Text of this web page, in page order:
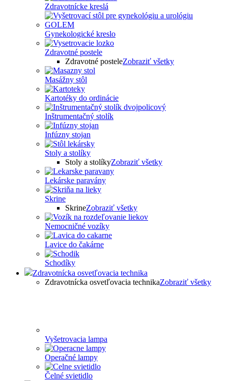
Zdravotnícke kreslá
Gynekologické kreslo
Zdravotné postele
Zdravotné posteleZobraziť všetky
Masážny stôl
Kartotéky do ordinácie
Inštrumentačný stolík
Infúzny stojan
Stoly a stolíky
Stoly a stolíkyZobraziť všetky
Lekárske paravány
Skrine
SkrineZobraziť všetky
Nemocničné vozíky
Lavice do čakárne
Schodíky
Zdravotnícka osvetľovacia technika
Zdravotnícka osvetľovacia technikaZobraziť všetky
Vyšetrovacia lampa
Operačné lampy
Čelné svietidlo